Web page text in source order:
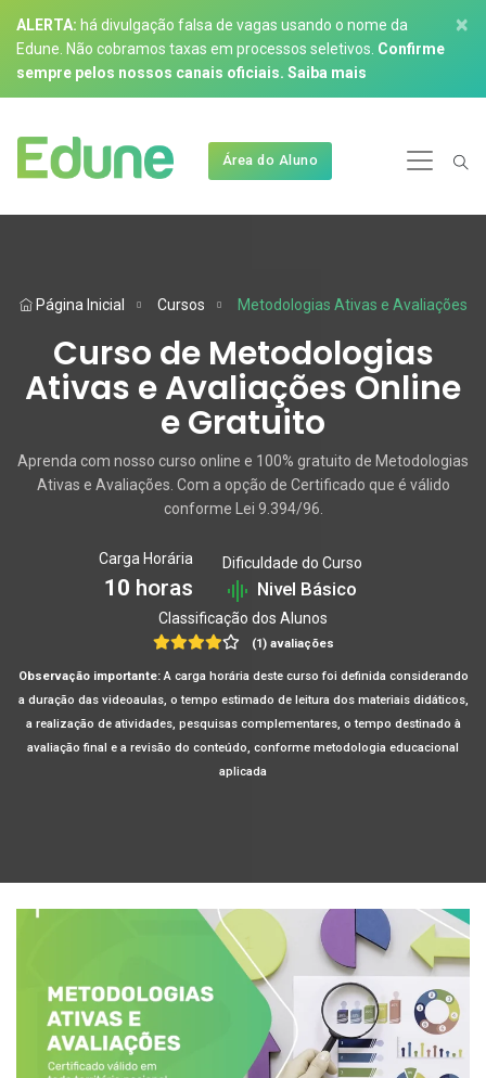
ALERTA: há divulgação falsa de vagas usando o nome da
Edune. Não cobramos taxas em processos seletivos. Confirme
sempre pelos nossos canais oficiais. Saiba mais
×
Área do Aluno
Página Inicial Cursos Metodologias Ativas e Avaliações
Curso de Metodologias
Ativas e Avaliações Online
e Gratuito
Aprenda com nosso curso online e 100% gratuito de Metodologias
Ativas e Avaliações. Com a opção de Certificado que é válido
conforme Lei 9.394/96.
Carga Horária
10 horas
Dificuldade do Curso
Nivel Básico
Classificação dos Alunos
(1) avaliações
Observação importante:A carga horária deste curso foi definida considerando
a duração das videoaulas, o tempo estimado de leitura dos materiais didáticos,
a realização de atividades, pesquisas complementares, o tempo destinado à
avaliação final e a revisão do conteúdo, conforme metodologia educacional
aplicada